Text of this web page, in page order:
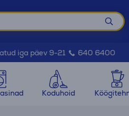
iga päev 9-21 640 6400
Koduhoid